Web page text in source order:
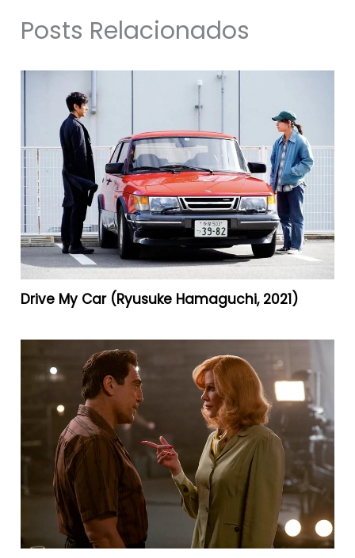
Posts Relacionados
Drive My Car (Ryusuke Hamaguchi, 2021)